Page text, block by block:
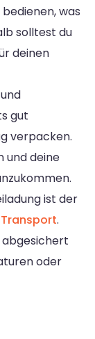
was
solltest du
deinen
gut
verpacken.
und deine
ist der
Transport.
abgesichert
oder